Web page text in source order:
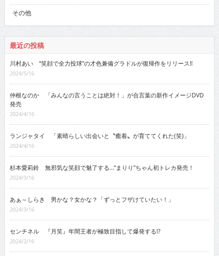
その他
最近の投稿
川村あい “笑顔で全力投球”の才色兼備グラドルが復帰作をリリース!!
2024/5/16
仲根なのか 「みんなの言うことは絶対！」が合言葉の新作イメージDVD
発売
2024/4/16
ランジャタイ 「素晴らしい出会いと〝癒着〟が育ててくれた(笑)」
2024/4/16
杉本愛莉鈴 無邪気な笑顔で魅了する…“まりり”ちゃん初トレカ発売！
2024/3/16
あぁ～しらき 男かな？女かな？「ずっとフザけていたい！」
2024/3/16
センチネル 『月笑』年間王者が極致目指して爆発する!?
2024/2/16